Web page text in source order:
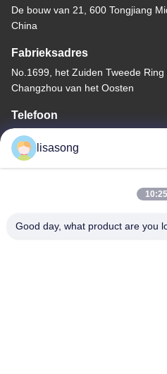
De bouw van 21, 600 Tongjiang
China
Fabrieksadres
No.1699, het Zuiden Tweede
Changzhou van het Oosten
Telefoon
86--18112317931
lisasong
Good day, what product are you